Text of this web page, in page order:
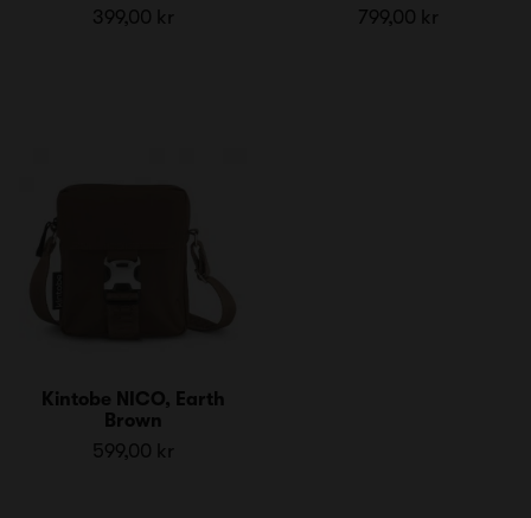
399,00 kr 799,00 kr
Kintobe NICO, Earth
Brown
599,00 kr